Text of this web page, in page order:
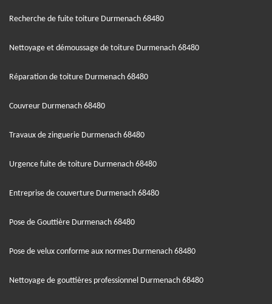
Recherche de fuite toiture Durmenach 68480
Nettoyage et démoussage de toiture Durmenach 68480
Réparation de toiture Durmenach 68480
Couvreur Durmenach 68480
Travaux de zinguerie Durmenach 68480
Urgence fuite de toiture Durmenach 68480
Entreprise de couverture Durmenach 68480
Pose de Gouttière Durmenach 68480
Pose de velux conforme aux normes Durmenach 68480
Nettoyage de gouttières professionnel Durmenach 68480